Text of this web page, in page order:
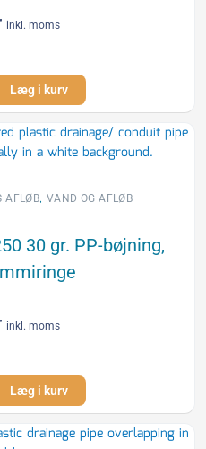
inkl. moms
Læg i kurv
AFLØB,VAND OG AFLØB
30 gr. PP-bøjning,
inkl. moms
Læg i kurv